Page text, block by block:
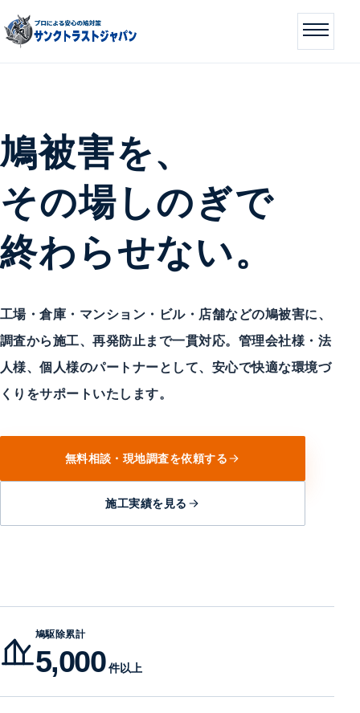
鳩被害を、
その場しのぎで
終わらせない。
工場・倉庫・マンション・ビル・店舗などの鳩被害に、
調査から施工、再発防止まで一貫対応。管理会社様・法
人様、個人様のパートナーとして、安心で快適な環境づ
くりをサポートいたします。
無料相談・現地調査を依頼する
施工実績を見る
鳩駆除累計
5,000 件以上